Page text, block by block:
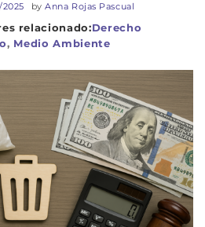
Derecho
, Medio Ambiente
byAnna Rojas Pascual